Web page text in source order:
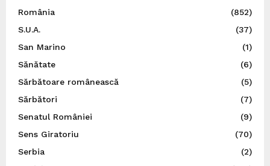
România
(852)
S.U.A.
(37)
San Marino
(1)
Sănătate
(6)
Sărbătoare românească
(5)
Sărbători
(7)
Senatul României
(9)
Sens Giratoriu
(70)
Serbia
(2)